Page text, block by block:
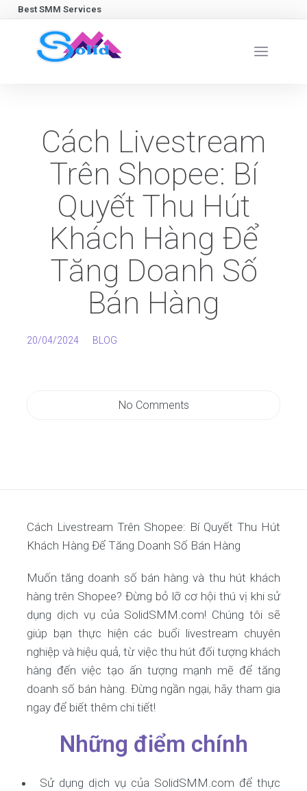
Best SMM Services
Cách Livestream
Trên Shopee: Bí
Quyết Thu Hút
Khách Hàng Để
Tăng Doanh Số
Bán Hàng
20/04/2024 BLOG
No Comments
Cách Livestream Trên Shopee: Bí Quyết Thu Hút
Khách Hàng Để Tăng Doanh Số Bán Hàng
Muốn tăng doanh số bán hàng và thu hút khách
hàng trên Shopee? Đừng bỏ lỡ cơ hội thú vị khi sử
dụng dịch vụ của SolidSMM.com! Chúng tôi sẽ
giúp bạn thực hiện các buổi livestream chuyên
nghiệp và hiệu quả, từ việc thu hút đối tượng khách
hàng đến việc tạo ấn tượng mạnh mẽ để tăng
doanh số bán hàng. Đừng ngần ngại, hãy tham gia
ngay để biết thêm chi tiết!
Những điểm chính
Sử dụng dịch vụ của SolidSMM.com để thực